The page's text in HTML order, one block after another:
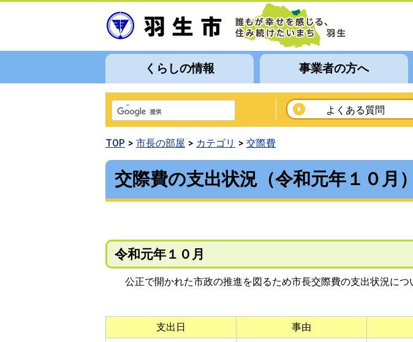
くらしの情報 事業者の方へ
よくある質問
TOP 市長の部屋 カテゴリ 交際費
交際費の支出状況（令和元年１０月）
令和元年１０月
公正で開かれた市政の推進を図るため市長交際費の支出状況につ
支出日 事由